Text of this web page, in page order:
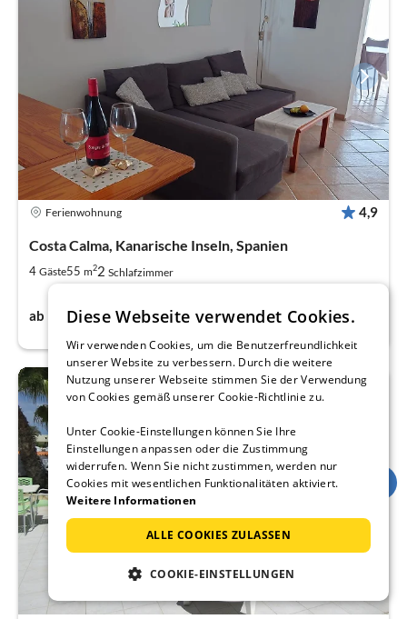
Ferienwohnung 4,9
Costa Calma, Kanarische Inseln, Spanien
4 Gäste55 m22 Schlafzimmer
ab 59€ pro Nacht
Diese Webseite verwendet Cookies.
Wir verwenden Cookies, um die Benutzerfreundlichkeit
unserer Website zu verbessern. Durch die weitere
Nutzung unserer Webseite stimmen Sie der Verwendung
von Cookies gemäß unserer Cookie-Richtlinie zu.
Unter Cookie-Einstellungen können Sie Ihre
Einstellungen anpassen oder die Zustimmung
widerrufen. Wenn Sie nicht zustimmen, werden nur
Cookies mit wesentlichen Funktionalitäten aktiviert.
Weitere Informationen
ALLE COOKIES ZULASSEN
COOKIE-EINSTELLUNGEN